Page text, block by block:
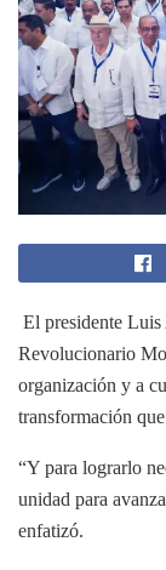
El presidente
Revolucionario
organización y a
transformación
“Y para lograrlo
unidad para
enfatizó.